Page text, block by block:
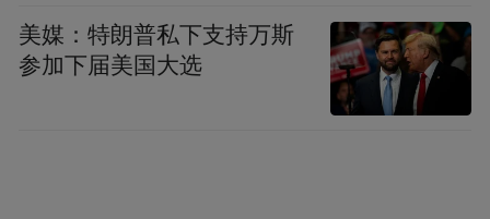
市委常委、组织部部长、秘书长焦庆标，副
市长刘流参加活动。
美媒：特朗普私下支持万斯
参加下届美国大选